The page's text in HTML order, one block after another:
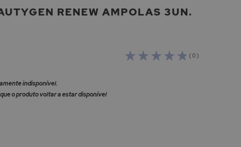
RENEW AMPOLAS 3UN.
( 0 )
indisponível.
o produto voltar a estar disponível